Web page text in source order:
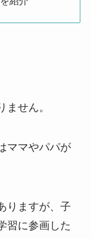
せん。
ママやパパが
りますが、子
習に参画した